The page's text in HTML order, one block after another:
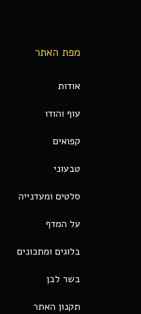
מפת האתר
אודות
עוף והודו
קפואים
טבעוני
סלטים ומעדנייה
על המדף
בלוגים ומתכונים
בשר לבן
תקנון האתר